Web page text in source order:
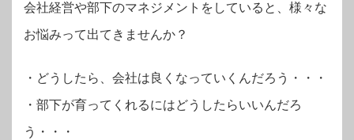
会社経営や部下のマネジメントをしていると、様々な
お悩みって出てきませんか？
・ どうしたら、会社は良くなっていくんだろう・・・
・部下が育ってくれるにはどうしたらいいんだろ
う・・・